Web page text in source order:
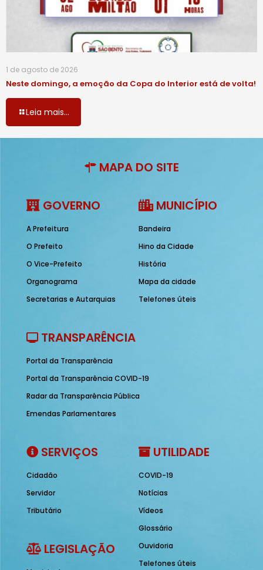
1 de agosto de 2026
Neste domingo, a emoção da Copa do Interior está de volta!
Leia mais...
MAPA DO SITE
GOVERNO
A Prefeitura
O Prefeito
O Vice-Prefeito
Organograma
Secretarias e Autarquias
MUNICÍPIO
Bandeira
Hino da Cidade
História
Mapa da cidade
Telefones úteis
TRANSPARÊNCIA
Portal da Transparência
Portal da Transparência COVID-19
Radar da Transparência Pública
Emendas Parlamentares
SERVIÇOS
Cidadão
Servidor
Tributário
LEGISLAÇÃO
UTILIDADE
COVID-19
Notícias
Vídeos
Glossário
Ouvidoria
Telefones úteis